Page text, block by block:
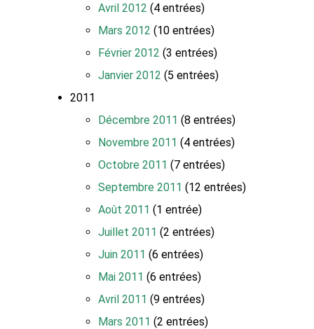
Avril 2012 (4 entrées)
Mars 2012 (10 entrées)
Février 2012 (3 entrées)
Janvier 2012 (5 entrées)
2011
Décembre 2011 (8 entrées)
Novembre 2011 (4 entrées)
Octobre 2011 (7 entrées)
Septembre 2011 (12 entrées)
Août 2011 (1 entrée)
Juillet 2011 (2 entrées)
Juin 2011 (6 entrées)
Mai 2011 (6 entrées)
Avril 2011 (9 entrées)
Mars 2011 (2 entrées)